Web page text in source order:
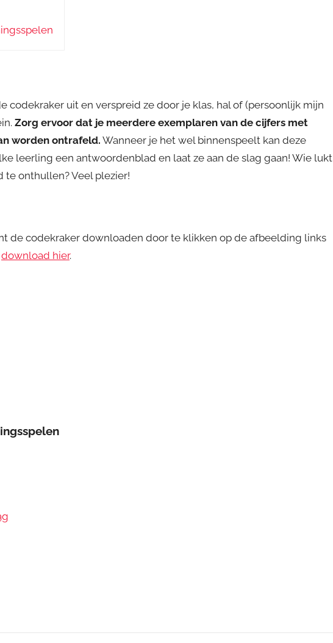
codekraker uit en verspreid ze door je klas, hal of (persoonlijk mijn
Zorg ervoor dat je meerdere exemplaren van de cijfers met
worden ontrafeld. Wanneer je het wel binnenspeelt kan deze
leerling een antwoordenblad en laat ze aan de slag gaan! Wie lukt
te onthullen? Veel plezier!
de codekraker downloaden door te klikken op de afbeelding links
download hier.